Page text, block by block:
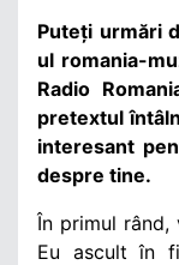
Puteți urmări
ul romania-
Radio
pretextul
interesant
despre tine.
În primul rând,
Eu ascult în